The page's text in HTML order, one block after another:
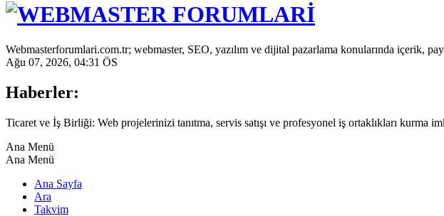
Webmasterforumlari.com.tr; webmaster, SEO, yazılım ve dijital pazarlama konularında içerik,
Ağu 07, 2026, 04:31 ÖS
Haberler:
Ticaret ve İş Birliği: Web projelerinizi tanıtma, servis satışı ve profesyonel iş ortaklıkları kurma
Ana Menü
Ana Menü
Ana Sayfa
Ara
Takvim